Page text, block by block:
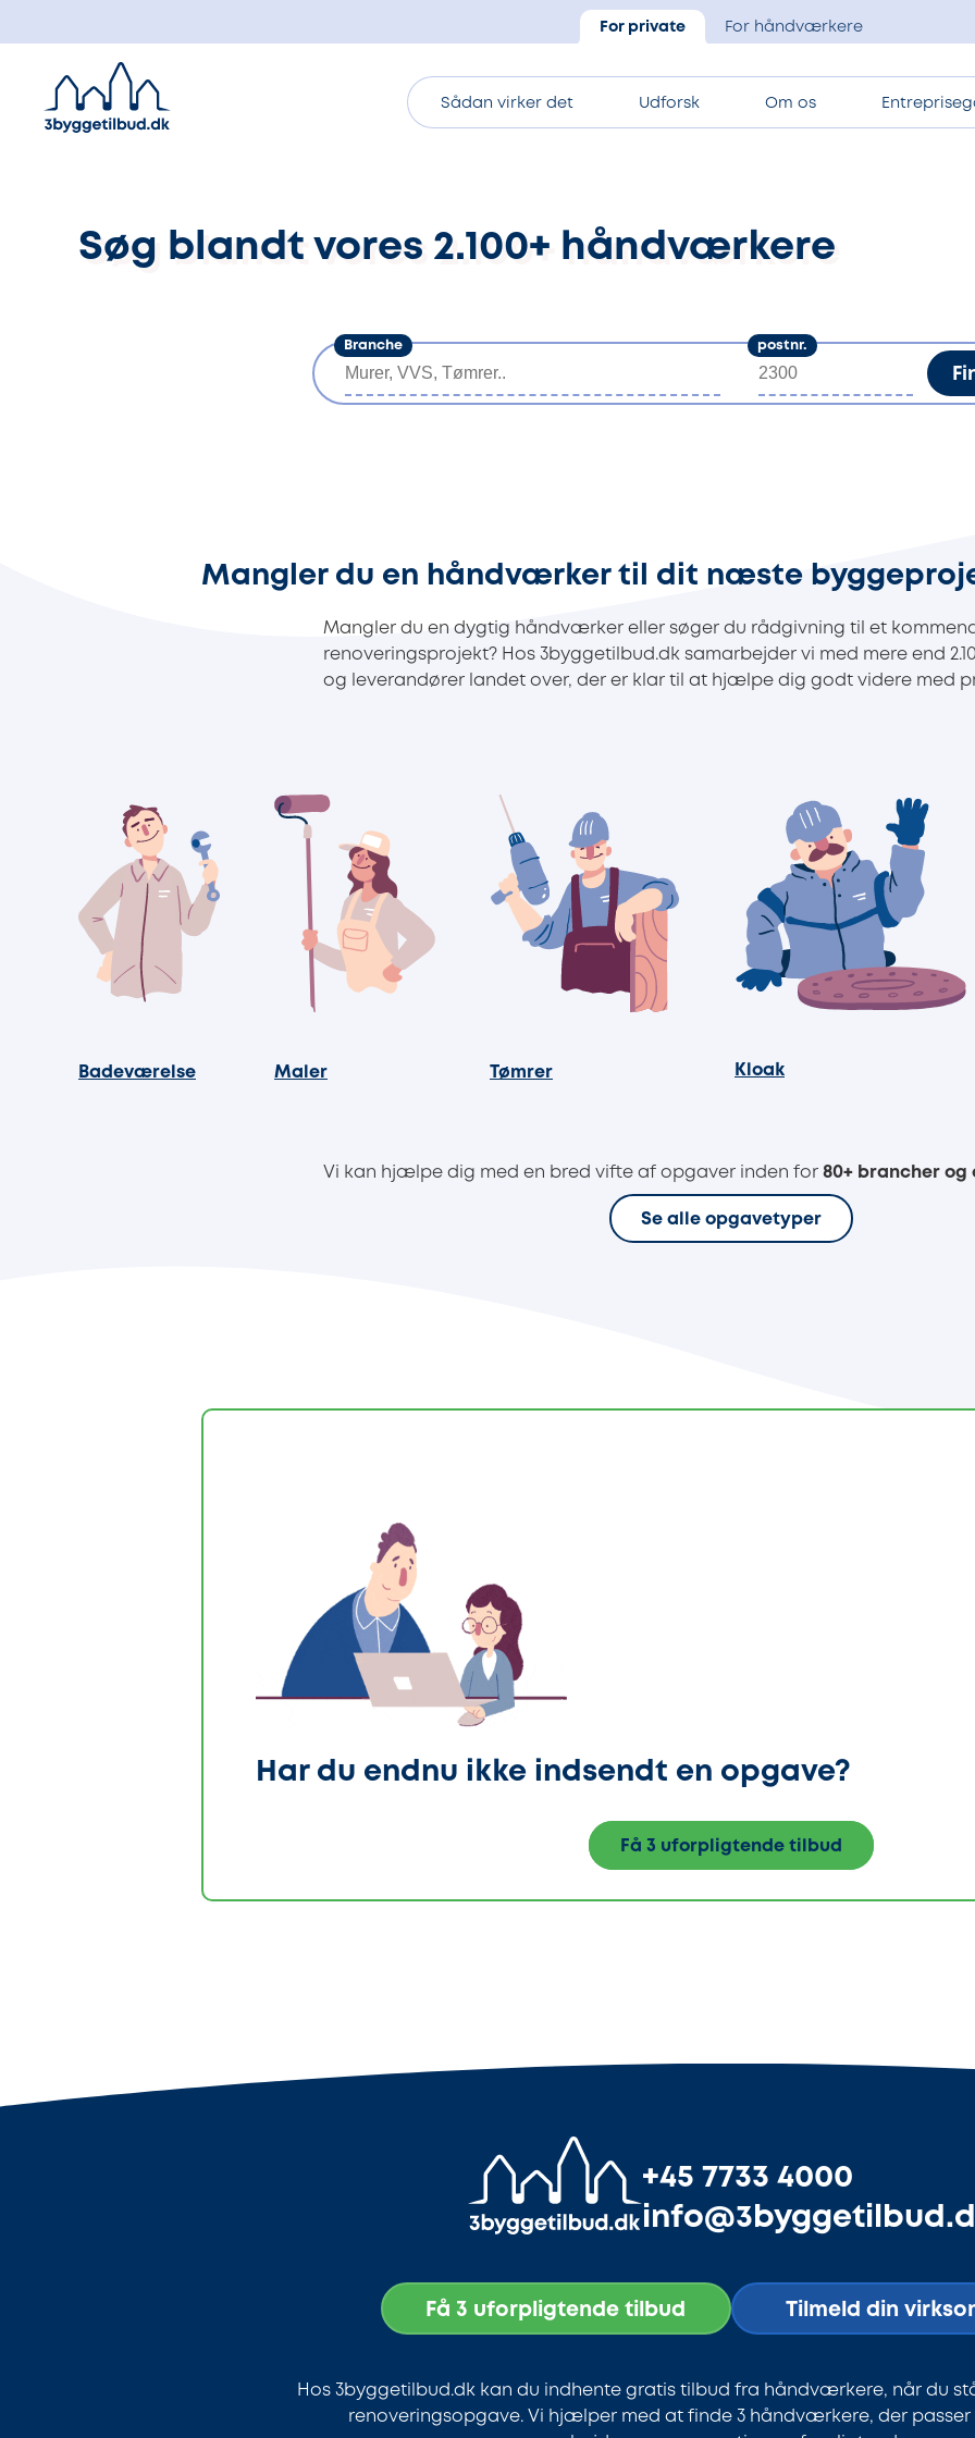
For private For håndværkere
Sådan virker det Udforsk Om os
Søg blandt vores 2.100+ håndværkere
Branche postnr.
Mangler du en håndværker til dit næste
Mangler du en dygtig håndværker eller søger du rådgivning til et
renoveringsprojekt? Hos 3byggetilbud.dk samarbejder vi med mere end
og leverandører landet over, der er klar til at hjælpe dig godt videre med
Badeværelse Maler Tømrer Kloak
Vi kan hjælpe dig med en bred vifte af opgaver inden for 80+ brancher
Se alle opgavetyper
Har du endnu ikke indsendt en opgave?
Få 3 uforpligtende tilbud
+45 7733 4000
Få 3 uforpligtende tilbud Tilmeld din
Hos 3byggetilbud.dk kan du indhente gratis tilbud fra håndværkere, når du
renoveringsopgave. Vi hjælper med at finde 3 håndværkere, der passer